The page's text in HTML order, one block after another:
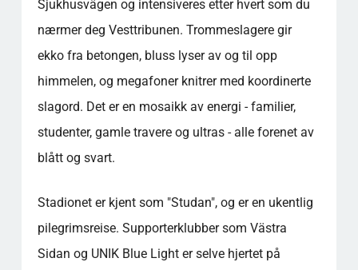
Sjukhusvägen og intensiveres etter hvert som du
nærmer deg Vesttribunen. Trommeslagere gir
ekko fra betongen, bluss lyser av og til opp
himmelen, og megafoner knitrer med koordinerte
slagord. Det er en mosaikk av energi - familier,
studenter, gamle travere og ultras - alle forenet av
blått og svart.
Stadionet er kjent som "Studan", og er en ukentlig
pilegrimsreise. Supporterklubber som Västra
Sidan og UNIK Blue Light er selve hjertet på